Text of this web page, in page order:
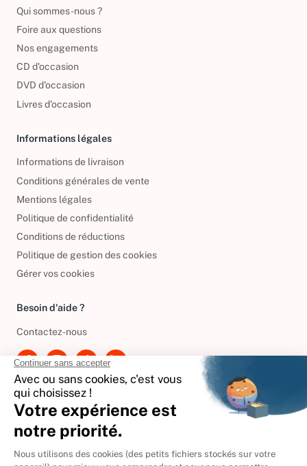
Qui sommes-nous ?
Foire aux questions
Nos engagements
CD d'occasion
DVD d'occasion
Livres d’occasion
Informations légales
Informations de livraison
Conditions générales de vente
Mentions légales
Politique de confidentialité
Conditions de réductions
Politique de gestion des cookies
Gérer vos cookies
Besoin d'aide ?
Contactez-nous
International
🇪🇸Espagne
🇩🇪Allemagne
🇮🇹 Italie